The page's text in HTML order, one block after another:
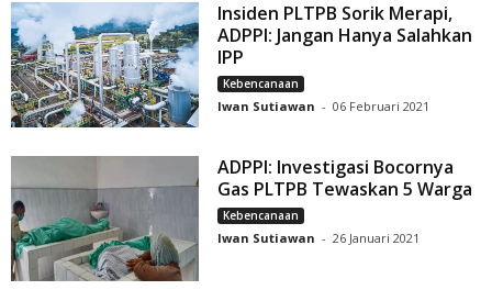
Insiden PLTPB Sorik Merapi,
ADPPI: Jangan Hanya Salahkan
IPP
Kebencanaan
Iwan Sutiawan - 06 Februari 2021
ADPPI: Investigasi Bocornya
Gas PLTPB Tewaskan 5 Warga
Kebencanaan
Iwan Sutiawan - 26 Januari 2021